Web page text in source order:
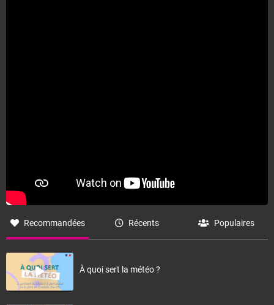
Recommandées Récents Populaires
À quoi sert la météo ?